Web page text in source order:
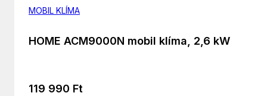
MOBIL KLÍMA
HOME ACM9000N mobil klíma, 2,6 kW
119 990 Ft